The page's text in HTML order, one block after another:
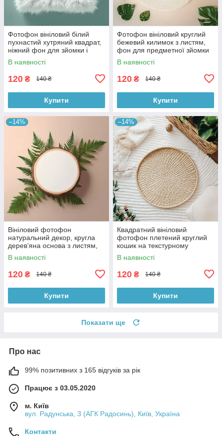
Фотофон вініловий білий
пухнастий хутряний квадрат,
ніжний фон для зйомки і
фото, 40x40 см, №552642
В наявності
120 ₴ 140 ₴
Купити
Фотофон вініловий круглий
бежевий килимок з листям,
фон для предметної зйомки
40x40 см, №552657
В наявності
120 ₴ 140 ₴
Купити
–14%
Вініловий фотофон
натуральний декор, кругла
дерев’яна основа з листям,
фон для фото 40x40 см,
№552626
В наявності
120 ₴ 140 ₴
Купити
–14%
Квадратний вініловий
фотофон плетений круглий
кошик на текстурному
світлому фоні, 40x40 см,
№552650
В наявності
120 ₴ 140 ₴
Купити
Показати ще
Про нас
99% позитивних з 165 відгуків за рік
Працює з 03.05.2020
м. Київ
вул. Радунська, 3 (АГК Радосинь), Київ, Україна
Контакти